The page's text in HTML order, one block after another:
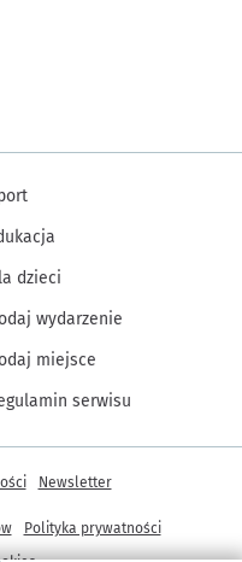
dzieci
wydarzenie
miejsce
serwisu
Newsletter
Polityka prywatności